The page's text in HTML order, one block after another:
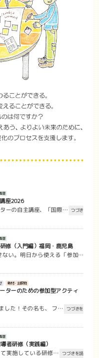
報
座2026
ーの自主講座、「国際… つづき
報
修（入門編）福岡・鹿児島
ない。明日から使える「参加…
教材・出版物
ターのための参加型アクティ
した！その名も、 フ… つづきを
報
者研修（実践編）
て実施している研修… つづきを読